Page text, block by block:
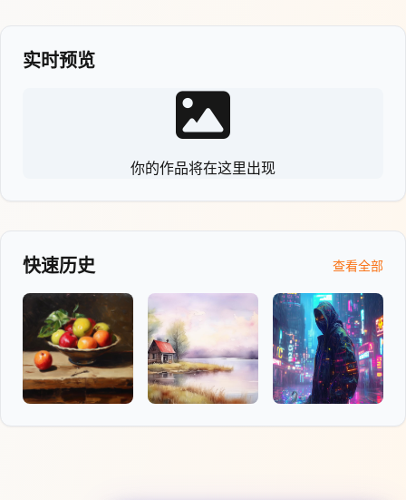
实时预览
你的作品将在这里出现
快速历史 查看全部